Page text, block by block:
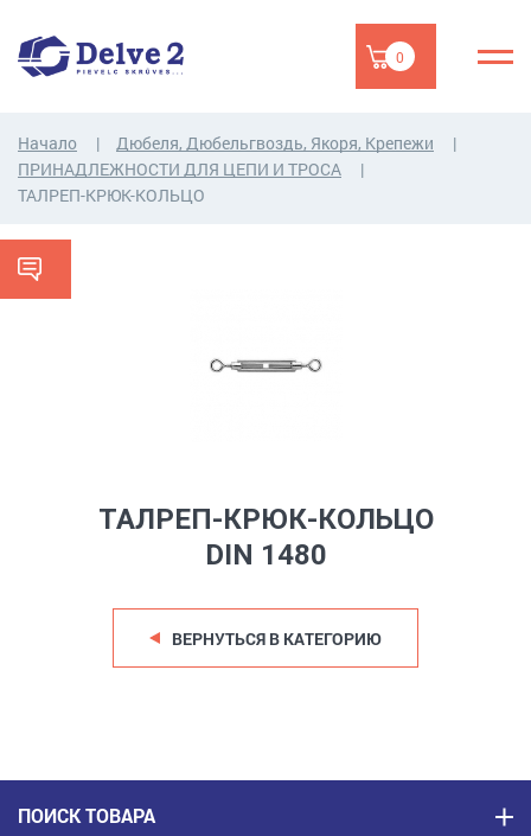
0
Начало
Дюбеля, Дюбельгвоздь, Якоря, Крепежи
ПРИНАДЛЕЖНОСТИ ДЛЯ ЦЕПИ И ТРОСA
ТАЛРЕП-КРЮК-КОЛЬЦО
ТАЛРЕП-КРЮК-КОЛЬЦО
DIN 1480
ВЕРНУТЬСЯ В КАТЕГОРИЮ
ПОИСК ТОВАРА